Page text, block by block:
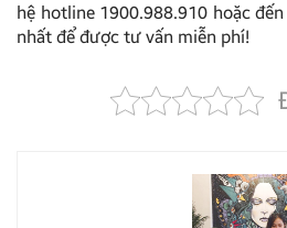
hệ hotline 1900.988.910 hoặc
nhất để được tư vấn miễn phí!